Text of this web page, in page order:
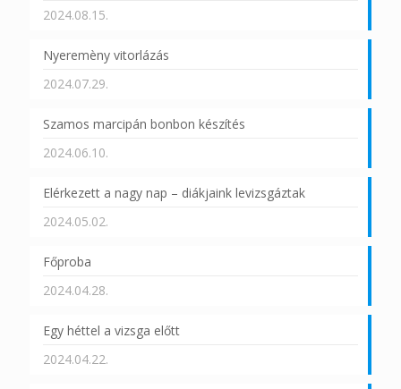
2024.08.15.
Nyeremèny vitorlázás
2024.07.29.
Szamos marcipán bonbon készítés
2024.06.10.
Elérkezett a nagy nap – diákjaink levizsgáztak
2024.05.02.
Főproba
2024.04.28.
Egy héttel a vizsga előtt
2024.04.22.